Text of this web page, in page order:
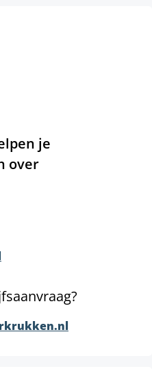
je
over